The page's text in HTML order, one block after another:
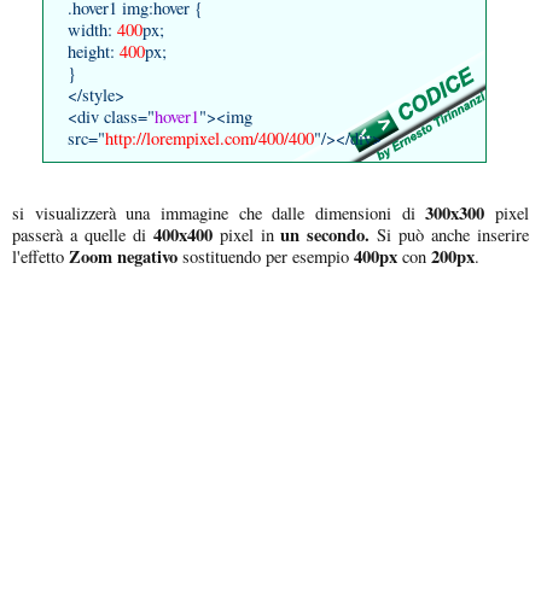
.hover1 img:hover {
width: 400px;
height: 400px;
}
</style>
<div class="hover1"><img
src="http://lorempixel.com/400/400"/></div>
si visualizzerà una immagine che dalle dimensioni di300x300 pixel
passerà a quelle di400x400pixel inun secondo. Si può anche inserire
l'effetto Zoom negativo sostituendo per esempio 400px con 200px.